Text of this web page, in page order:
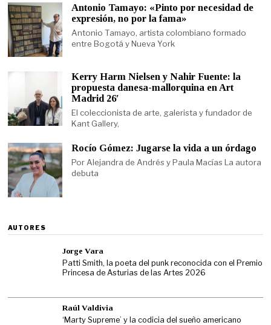
Antonio Tamayo: «Pinto por necesidad de
expresión, no por la fama»
Antonio Tamayo, artista colombiano formado
entre Bogotá y Nueva York
Kerry Harm Nielsen y Nahir Fuente: la
propuesta danesa-mallorquina en Art
Madrid 26′
El coleccionista de arte, galerista y fundador de
Kant Gallery,
Rocío Gómez: Jugarse la vida a un órdago
Por Alejandra de Andrés y Paula Macías La autora
debuta
AUTORES
Jorge Vara
Patti Smith, la poeta del punk reconocida con el Premio
Princesa de Asturias de las Artes 2026
Raúl Valdivia
‘Marty Supreme’ y la codicia del sueño americano